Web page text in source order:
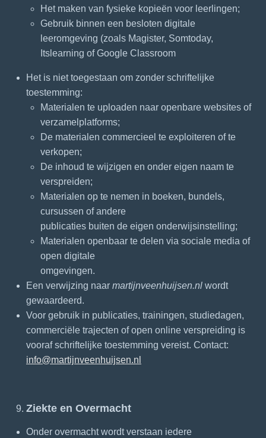
Het maken van fysieke kopieën voor leerlingen;
Gebruik binnen een besloten digitale
leeromgeving (zoals Magister, Somtoday,
Itslearning of Google Classroom
Het is niet toegestaan om zonder schriftelijke
toestemming:
Materialen te uploaden naar openbare websites of
verzamelplatforms;
De materialen commercieel te exploiteren of te
verkopen;
De inhoud te wijzigen en onder eigen naam te
verspreiden;
Materialen op te nemen in boeken, bundels,
cursussen of andere
publicaties buiten de eigen onderwijsinstelling;
Materialen openbaar te delen via sociale media of
open digitale
omgevingen.
Een verwijzing naar martijnveenhuijsen.nl wordt
gewaardeerd.
Voor gebruik in publicaties, trainingen, studiedagen,
commerciële trajecten of open online verspreiding is
vooraf schriftelijke toestemming vereist. Contact:
info@martijnveenhuijsen.nl
Ziekte en Overmacht
Onder overmacht wordt verstaan iedere